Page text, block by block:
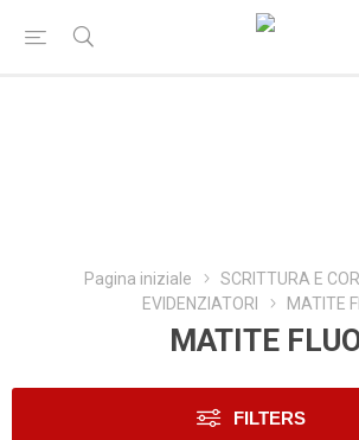
Pagina iniziale
SCRITTURA E
EVIDENZIATORI
MATITE
MATITE
FILTERS